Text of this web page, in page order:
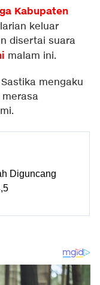
Kabupaten
keluar
disertai suara
malam ini.
mengaku
Diguncang